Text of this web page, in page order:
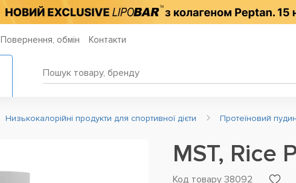
Повернення, обмін Контакти
Низькокалорійні продукти для спортивної дієти Протеїновий
MST, Rice
Код товару 38092